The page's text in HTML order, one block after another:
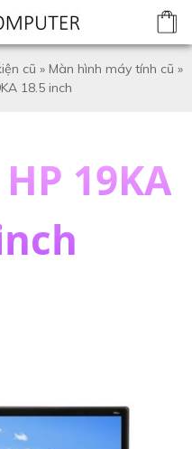
cũ » Màn hình máy tính cũ »
18.5 inch
19KA